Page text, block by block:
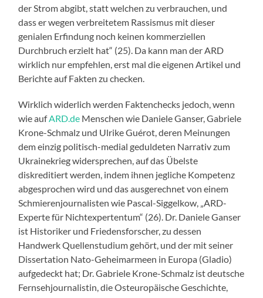
der Strom abgibt, statt welchen zu verbrauchen, und
dass er wegen verbreitetem Rassismus mit dieser
genialen Erfindung noch keinen kommerziellen
Durchbruch erzielt hat“ (25). Da kann man der ARD
wirklich nur empfehlen, erst mal die eigenen Artikel und
Berichte auf Fakten zu checken.
Wirklich widerlich werden Faktenchecks jedoch, wenn
wie aufARD.de Menschen wie Daniele Ganser, Gabriele
Krone-Schmalz und Ulrike Guérot, deren Meinungen
dem einzig politisch-medial geduldeten Narrativ zum
Ukrainekrieg widersprechen, auf das Übelste
diskreditiert werden, indem ihnen jegliche Kompetenz
abgesprochen wird und das ausgerechnet von einem
Schmierenjournalisten wie Pascal-Siggelkow, „ARD-
Experte für Nichtexpertentum“ (26). Dr. Daniele Ganser
ist Historiker und Friedensforscher, zu dessen
Handwerk Quellenstudium gehört, und der mit seiner
Dissertation Nato-Geheimarmeen in Europa (Gladio)
aufgedeckt hat; Dr. Gabriele Krone-Schmalz ist deutsche
Fernsehjournalistin, die Osteuropäische Geschichte,